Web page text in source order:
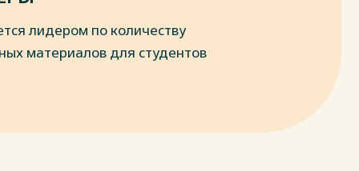
лидером по количеству
материалов для студентов